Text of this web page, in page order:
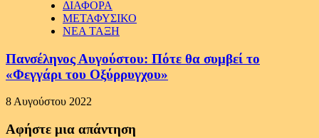
ΔΙΑΦΟΡΑ
ΜΕΤΑΦΥΣΙΚΟ
ΝΕΑ ΤΑΞΗ
Πανσέληνος Αυγούστου: Πότε θα συμβεί το
«Φεγγάρι του Οξύρρυγχου»
8 Αυγούστου 2022
Αφήστε μια απάντηση